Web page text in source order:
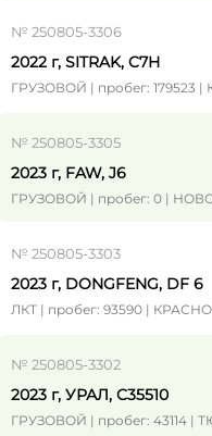
№ 250805-3306
2022 г, SITRAK, C7H
ГРУЗОВОЙ | пробег:
№ 250805-3305
2023 г, FAW, J6
ГРУЗОВОЙ | пробег: 0 |
№ 250805-3303
2023 г, DONGFENG, DF 6
ЛКТ | пробег: 93590 |
№ 250805-3302
2023 г, УРАЛ, C35510
ГРУЗОВОЙ | пробег: 43114 |